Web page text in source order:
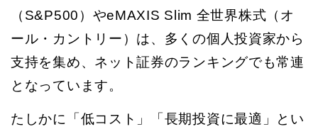
（S&P500）やeMAXIS Slim 全世界株式（オ
ール・カントリー）は、多くの個人投資家から
支持を集め、ネット証券のランキングでも常連
となっています。
たしかに「低コスト」「長期投資に最適」とい